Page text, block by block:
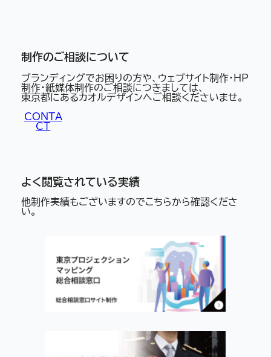
制作のご相談について
ブランディングでお困りの方や、ウェブサイト制作・HP
制作・紙媒体制作のご相談につきましては、
東京都にあるカオルデザインへご相談くださいませ。
CONTA
CT
よく閲覧されている実績
他制作実績もございますのでこちらから確認くださ
い。